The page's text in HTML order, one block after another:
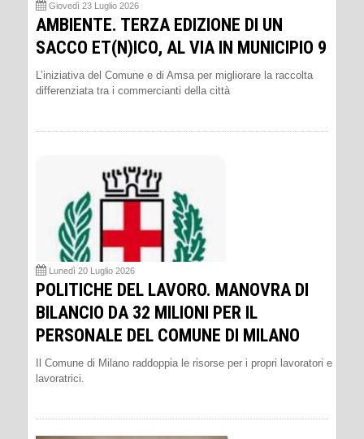
Giovedì 23 Luglio 2026
AMBIENTE. TERZA EDIZIONE DI UN
SACCO ET(N)ICO, AL VIA IN MUNICIPIO 9
L’iniziativa del Comune e di Amsa per migliorare la raccolta
differenziata tra i commercianti della città
Lunedì 20 Luglio 2026
POLITICHE DEL LAVORO. MANOVRA DI
BILANCIO DA 32 MILIONI PER IL
PERSONALE DEL COMUNE DI MILANO
Il Comune di Milano raddoppia le risorse per i propri lavoratori e
lavoratrici.